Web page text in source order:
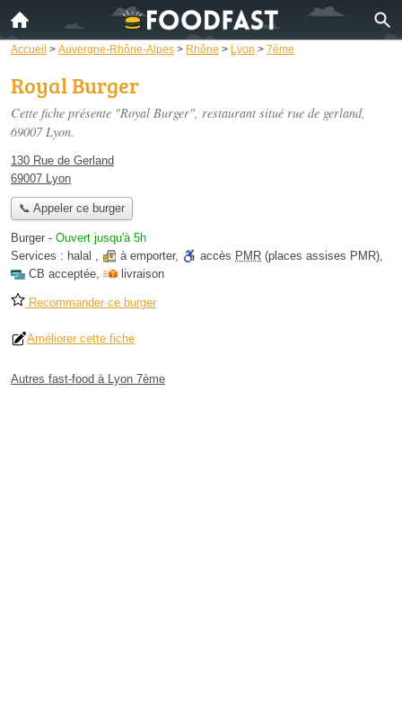
Accueil > Auvergne-Rhône-Alpes > Rhône > Lyon > 7ème
Royal Burger
Cette fiche présente "Royal Burger", restaurant situé rue de gerland,
69007 Lyon.
130 Rue de Gerland
69007 Lyon
📞 Appeler ce burger
Burger - Ouvert jusqu'à 5h
Services : halal , à emporter, accès PMR (places assises PMR),
CB acceptée, livraison
Recommander ce burger
Améliorer cette fiche
Autres fast-food à Lyon 7ème